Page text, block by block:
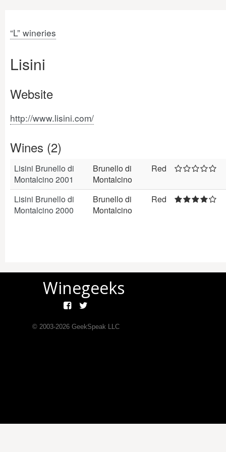
“L” wineries
Lisini
Website
http://www.lisini.com/
Wines (2)
Lisini Brunello di
Montalcino 2001
Brunello di
Montalcino
Red
Lisini Brunello di
Montalcino 2000
Brunello di
Montalcino
Red
Winegeeks
© 2003-2026GeekSpeak LLC